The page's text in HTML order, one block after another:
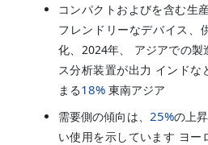
コンパクトおよびを含む生
フレンドリーなデバイス、
化、2024年、 アジアでの
ス分析装置が出力 インドな
まる18% 東南アジア
需要側の傾向は、 25%の上
い使用を示しています ヨー